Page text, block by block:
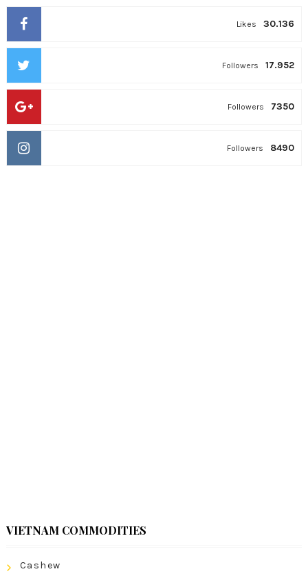
30.136
Likes
17.952
Followers
7350
Followers
8490
Followers
VIETNAM COMMODITIES
Cashew